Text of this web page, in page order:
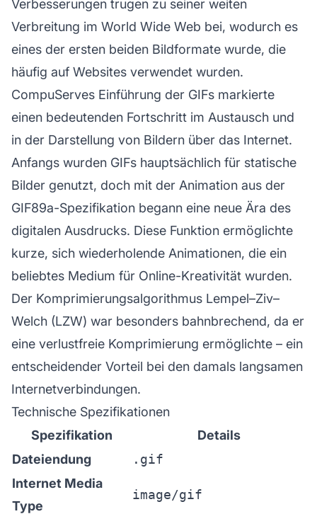
Verbesserungen trugen zu seiner weiten
Verbreitung im World Wide Web bei, wodurch es
eines der ersten beiden Bildformate wurde, die
häufig auf Websites verwendet wurden.
CompuServes Einführung der GIFs markierte
einen bedeutenden Fortschritt im Austausch und
in der Darstellung von Bildern über das Internet.
Anfangs wurden GIFs hauptsächlich für statische
Bilder genutzt, doch mit der Animation aus der
GIF89a-Spezifikation begann eine neue Ära des
digitalen Ausdrucks. Diese Funktion ermöglichte
kurze, sich wiederholende Animationen, die ein
beliebtes Medium für Online-Kreativität wurden.
Der Komprimierungsalgorithmus Lempel–Ziv–
Welch (LZW) war besonders bahnbrechend, da er
eine verlustfreie Komprimierung ermöglichte – ein
entscheidender Vorteil bei den damals langsamen
Internetverbindungen.
Technische Spezifikationen
Spezifikation
Details
Dateiendung
.gif
Internet Media
Type
image/gif